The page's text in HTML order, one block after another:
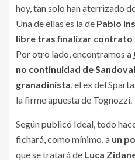
hoy, tan solo han aterrizado
Una de ellas es la de Pablo
libre tras finalizar contrato
Por otro lado, encontramos a
no continuidad de
granadinista, el ex del
la firme apuesta de Tognozzi.
Según publicó Ideal, todo
fichará, como mínimo, a un
que se tratará de Luca